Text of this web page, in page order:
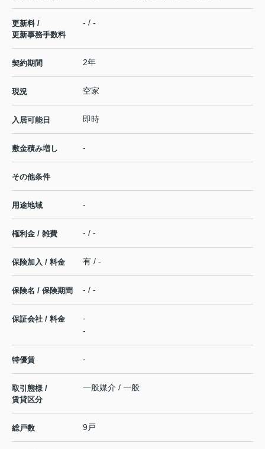
更新料 /
更新事務手数料
- / -
契約期間 2年
現況 空家
入居可能日 即時
敷金積み増し -
その他条件
用途地域 -
権利金 / 雑費 - / -
保険加入 / 料金 有 / -
保険名 / 保険期間 - / -
保証会社 / 料金
-
-
特優賃 -
取引態様 /
賃貸区分
一般媒介 / 一般
総戸数 9戸